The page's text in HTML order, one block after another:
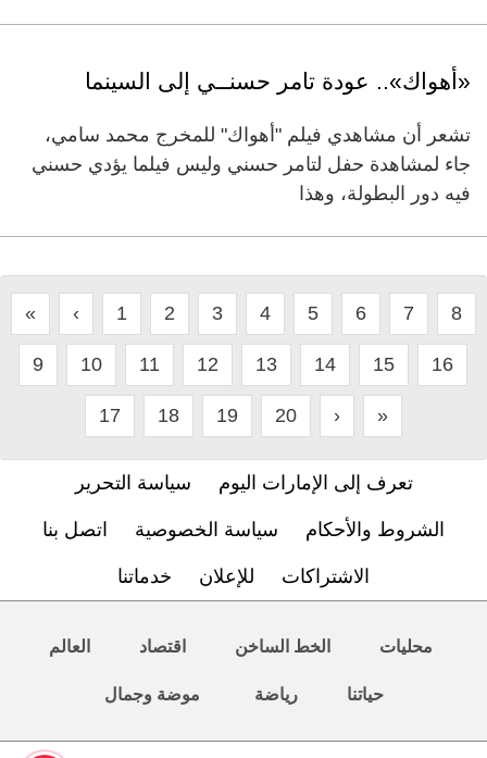
«أهواك».. عودة تامر حسنــي إلى السينما
تشعر أن مشاهدي فيلم "أهواك" للمخرج محمد سامي،
جاء لمشاهدة حفل لتامر حسني وليس فيلما يؤدي حسني
فيه دور البطولة، وهذا
« ‹ 1 2 3 4 5 6 7 8
9 10 11 12 13 14 15 16
17 18 19 20 › »
تعرف إلى الإمارات اليوم سياسة التحرير
الشروط والأحكام سياسة الخصوصية اتصل بنا
الاشتراكات للإعلان خدماتنا
محليات الخط الساخن اقتصاد العالم
حياتنا رياضة موضة وجمال